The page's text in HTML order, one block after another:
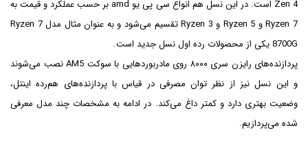
Zen 4 است. در این نسل هم انواع سی پی یو amd بر حسب عملکرد و قیمت به
Ryzen 7 و Ryzen 5 و Ryzen 3 تقسیم می‌شود و به عنوان مثال مدل Ryzen 7
8700G یکی از محصولات رده اول نسل جدید است.
پردازنده‌های رایزن سری ۸۰۰۰ روی مادربوردهایی با سوکت AM5 نصب می‌شوند
و این نسل نیز از نظر توان مصرفی در قیاس با پردازنده‌های هم‌رده اینتل،
وضعیت بهتری دارد و کمتر داغ می‌کند. در ادامه به مشخصات چند مدل معرفی
شده می‌پردازیم.